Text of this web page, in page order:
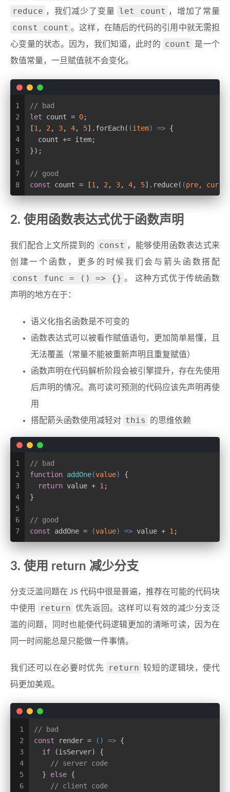
reduce ，我们减少了变量 let count ，增加了常量
const count 。这样，在随后的代码的引用中就无需担
心变量的状态。因为，我们知道，此时的
count
是一个
数值常量，一旦赋值就不会变化。
1
2
3
4
5
6
7
8
// bad
let count = 0;
[1 , 2 , 3, 4, 5].forEach( (item) => {
  count += item;
});
// good
const count = [1 , 2 , 3, 4, 5].reduce( (pre, cur
2. 使用函数表达式优于函数声明
我们配合上文所提到的 const ，能够使用函数表达式来
创建一个函数，更多的时候我们会与箭头函数搭配
const func = () => {} 。 这种方式优于传统函数
声明的地方在于：
语义化指名函数是不可变的
函数表达式可以被看作赋值语句，更加简单易懂，且
无法覆盖（常量不能被重新声明且重复赋值）
函数声明在代码解析阶段会被引擎提升，存在先使用
后声明的情况。高可读可预测的代码应该先声明再使
用
搭配箭头函数使用减轻对 this 的思维依赖
1
2
3
4
5
6
7
// bad
function addOne(value) {
return value + 1 ;
}
// good
const addOne = (value) => value + 1 ;
3. 使用 return 减少分支
分支泛滥问题在 JS 代码中很是普遍，推荐在可能的代码块
中使用
return
优先返回。这样可以有效的减少分支泛
滥的问题，同时也能使代码逻辑更加的清晰可读，因为在
同一时间能总是只能做一件事情。
我们还可以在必要时优先 return 较短的逻辑块，使代
码更加美观。
1
2
3
4
5
6
// bad
const render = () => {
if (isServer) {
// server code
  }
else {
// client code